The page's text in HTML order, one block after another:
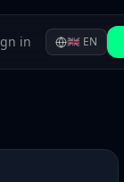
in 🇬🇧 EN